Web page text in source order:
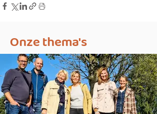
Onze thema's